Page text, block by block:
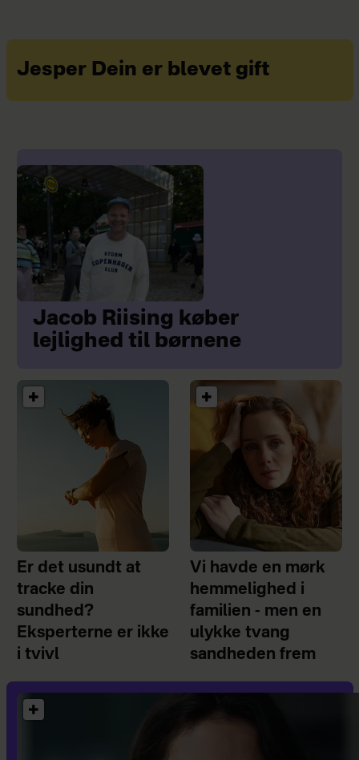
Jesper Dein er blevet gift
Jacob Riising køber
lejlighed til børnene
Er det usundt at
tracke din
sundhed?
Eksperterne er ikke
i tvivl
Vi havde en mørk
hemmelighed i
familien - men en
ulykke tvang
sandheden frem